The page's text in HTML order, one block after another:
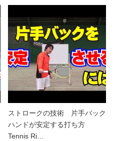
ストロークの技術 片手バック
ハンドが安定する打ち方
Tennis Ri…